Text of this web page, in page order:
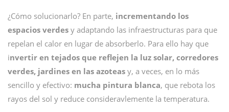
¿Cómo solucionarlo? En parte, incrementando los
espacios verdes y adaptando las infraestructuras para que
repelan el calor en lugar de absorberlo. Para ello hay que
invertir en tejados que reflejen la luz solar, corredores
verdes, jardines en las azoteas y, a veces, en lo más
sencillo y efectivo: mucha pintura blanca, que rebota los
rayos del sol y reduce consideravlemente la temperatura.